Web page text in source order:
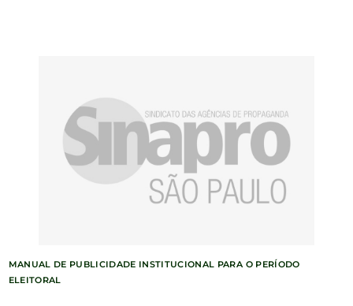
MANUAL DE PUBLICIDADE INSTITUCIONAL PARA O PERÍODO
ELEITORAL